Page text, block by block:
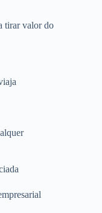
tirar valor do